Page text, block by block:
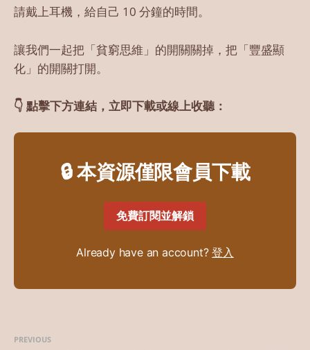
請戴上耳機，給自己 10 分鐘的時間。
讓我們一起把「貧窮思維」的開關關掉，把「豐盛顯
化」的開關打開。
👇 點擊下方連結，立即下載或線上收聽：
🔒 本資源僅限會員下載
免費訂閱並解鎖
Already have an account?登入
PREVIOUS